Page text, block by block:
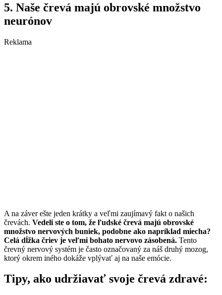
5. Naše črevá majú obrovské množstvo
neurónov
Reklama
A na záver ešte jeden krátky a veľmi zaujímavý fakt o našich
črevách. Vedeli ste o tom, že ľudské črevá majú obrovské
množstvo nervových buniek, podobne ako napríklad miecha?
Celá dĺžka čriev je veľmi bohato nervovo zásobená. Tento
črevný nervový systém je často označovaný za náš druhý mozog,
ktorý okrem iného dokáže vplývať aj na naše emócie.
Tipy, ako udržiavať svoje črevá zdravé: